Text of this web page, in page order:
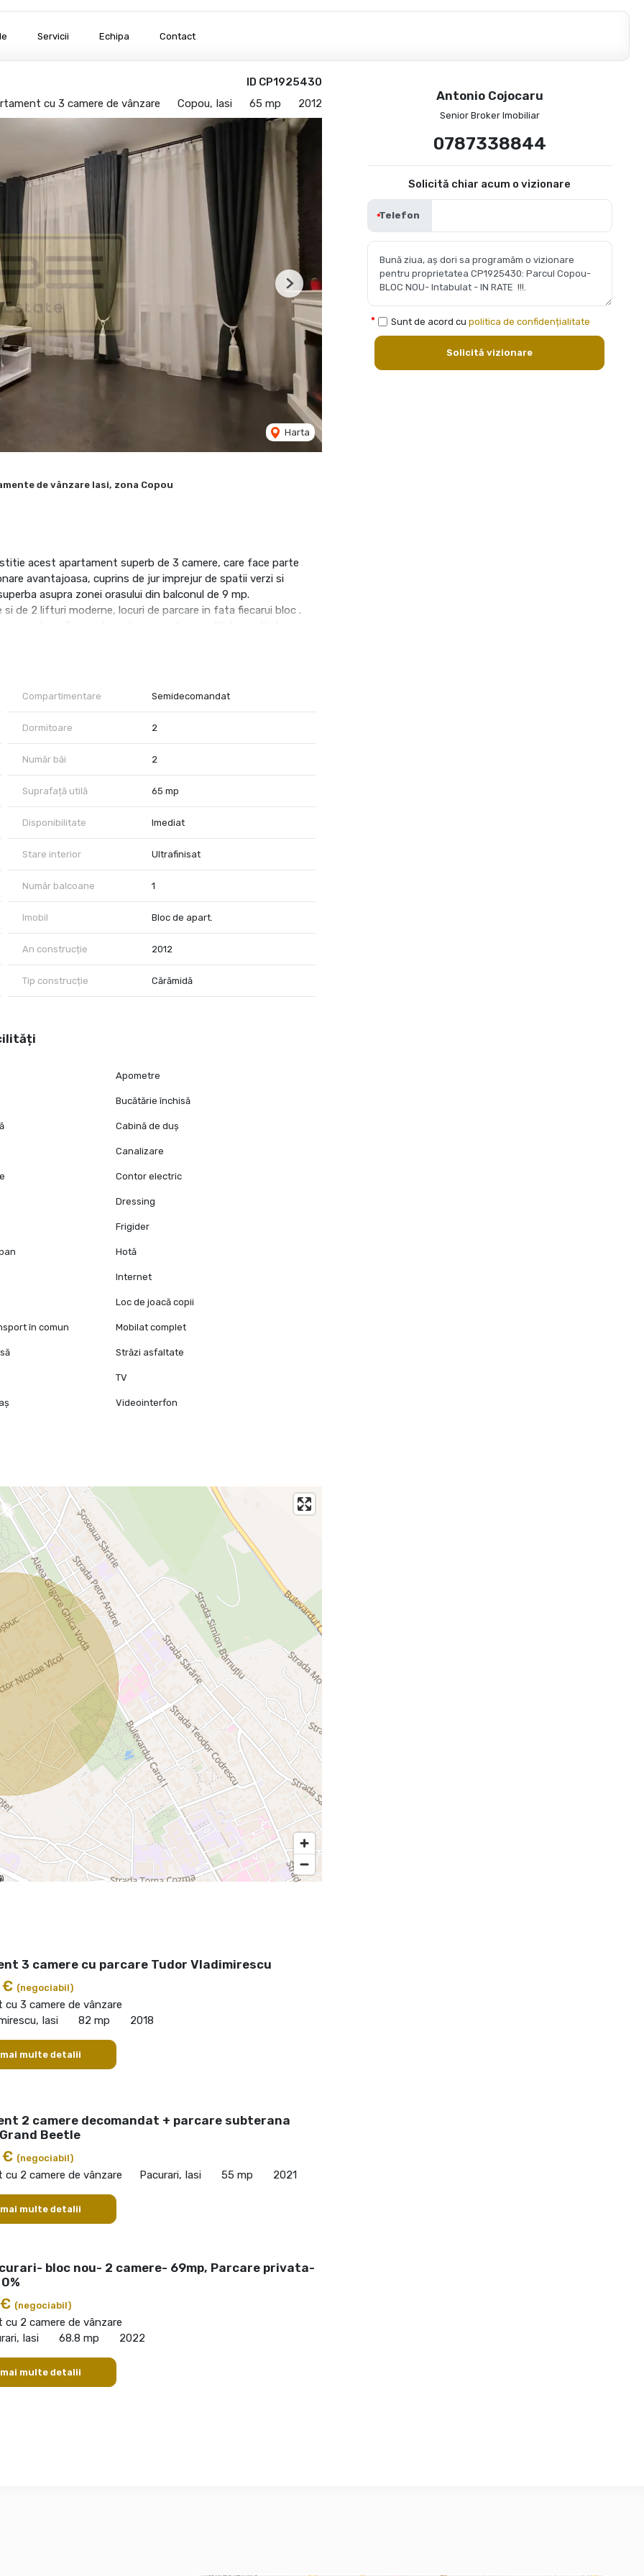
Servicii Echipa Contact
ID CP1925430
cu 3 camere de vânzare Copou, Iasi 65 mp 2012
Harta
Next
de vânzare Iasi, zona Copou
acest apartament superb de 3 camere, care face parte
avantajoasa, cuprins de jur imprejur de spatii verzi si
asupra zonei orasului din balconul de 9 mp.
de 2 lifturi moderne, locuri de parcare in fata fiecarui bloc .
complet dotate si echipate cu obiecte sanitare de calitate
AC si multe altele.
de fitness , la parcul de joaca pentru copii cat si accesul
2 ANI - CU UN AVANS SUBSTANTIAL.
Compartimentare Semidecomandat
Dormitoare 2
Număr băi 2
Suprafață utilă 65 mp
Disponibilitate Imediat
Stare interior Ultrafinisat
Număr balcoane 1
Imobil Bloc de apart.
An construcție 2012
Tip construcție Cărămidă
Apometre
Bucătărie închisă
Cabină de duș
Canalizare
Contor electric
Dressing
Frigider
Hotă
Internet
Loc de joacă copii
în comun Mobilat complet
Străzi asfaltate
TV
Videointerfon
Antonio Cojocaru
Senior Broker Imobiliar
0787338844
Solicită chiar acum o vizionare
Telefon
Sunt de acord cu politica de confidențialitate
Solicită vizionare
3 camere cu parcare Tudor Vladimirescu
€ (negociabil)
3 camere de vânzare
Iasi
82 mp 2018
multe detalii
2 camere decomandat + parcare subterana
Beetle
€ (negociabil)
2 camere de vânzare Pacurari, Iasi 55 mp 2021
multe detalii
bloc nou- 2 camere- 69mp, Parcare privata-
(negociabil)
2 camere de vânzare
Iasi
68.8 mp 2022
multe detalii